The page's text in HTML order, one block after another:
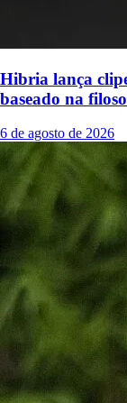
Hibria lança
baseado na
6 de agosto de 2026